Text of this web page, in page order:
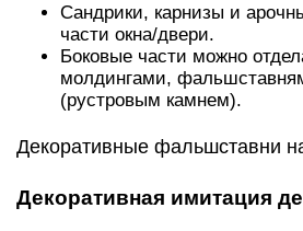
Сандрики, карнизы и
части окна/двери.
Боковые части можно
молдингами,
(рустровым камнем).
Декоративные фальшставни
Декоративная имитация